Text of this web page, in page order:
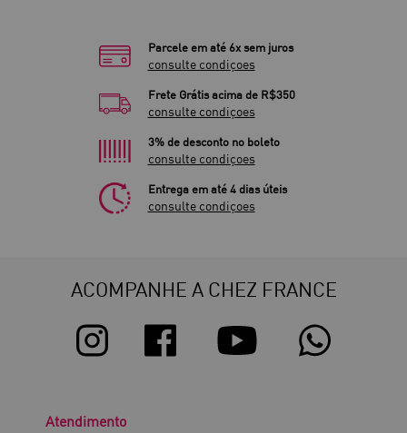
Parcele em até 6x sem juros
consulte condiçoes
Frete Grátis acima de R$350
consulte condiçoes
3% de desconto no boleto
consulte condiçoes
Entrega em até 4 dias úteis
consulte condiçoes
ACOMPANHE A CHEZ FRANCE
Atendimento